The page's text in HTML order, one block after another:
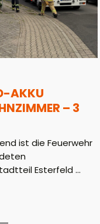
AKKU
– 3
ist die Feuerwehr
Esterfeld ...